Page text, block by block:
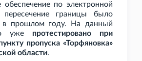
обеспечение по электронной
границы было
в прошлом году. На данный
уже протестировано при
пропуска «Торфяновка»
области.